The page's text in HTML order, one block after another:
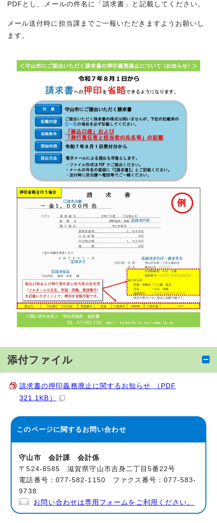
PDFとし、メールの件名に「請求書」と記載してください。
メール送付時に担当課までご一報いただきますようお願いし
ます。
添付ファイル
請求書の押印義務廃止に関するお知らせ （PDF
321.1KB）
このページに関するお問い合わせ
守山市 会計課 会計係
〒524-8585 滋賀県守山市吉身二丁目5番22号
電話番号：077-582-1150 ファクス番号：077-583-
9738
お問い合わせは専用フォームをご利用ください。